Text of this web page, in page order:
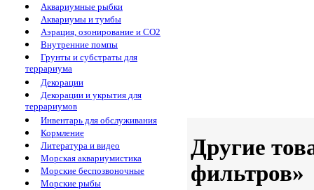
Аквариумные рыбки
Аквариумы и тумбы
Аэрация, озонирование и CO2
Внутренние помпы
Грунты и субстраты для
террариума
Декорации
Декорации и укрытия для
террариумов
Инвентарь для обслуживания
Кормление
Литература и видео
Морская аквариумистика
Морские беспозвоночные
Морские рыбы
Другие
фильтров»